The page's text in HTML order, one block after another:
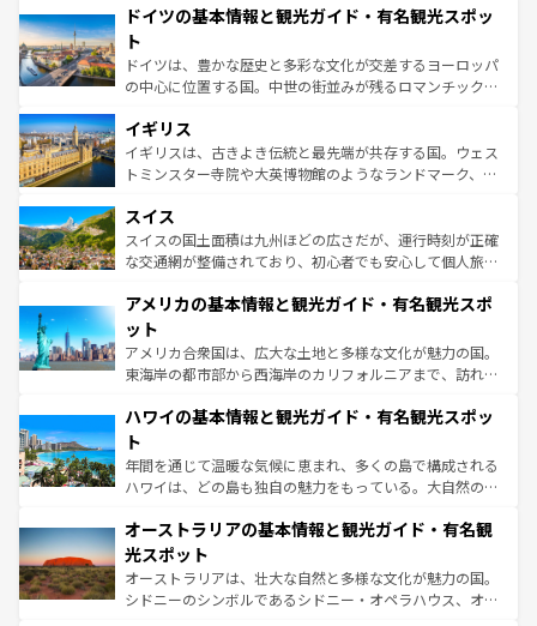
せる。地方によって風土や気候が異なるスペインはその個
ンテンツ一覧 を参照してほしい。
で、幅広い魅力が詰まっている。華麗な宮殿、歴史的な大
聖堂、美しいビーチ、そして豊かな自然が、訪れる者を心
から魅了する。また、フランスは美食の国としても知ら
れ、フランス料理はユネスコ無形文化遺産にも登録されて
香り高いラベンダー畑など、多彩な楽しみ方が可能だ。さ
らに、パリ以外の地域にも魅力が溢れており、どの街角に
も豊かな歴史と文化が息づいている。パリ以外の個性あふ
を参照してほしい。
ドイツの基本情報と観光ガイド・有名観光スポッ
ト
ドイツは、豊かな歴史と多彩な文化が交差するヨーロッパ
の中心に位置する国。中世の街並みが残るロマンチック街
顔を持つこの国は、どこを歩いても飽きることがない。ベ
ルリンの文化的活気、バイエルン州のアルプスの絶景、そ
してライン川沿いのワイン畑といった風景は必見。ビール
は、お酒好きな人にはぜひ体験してほしい。 なお、新着の
ドイツ情報はコンテンツ一覧を参照してほしい。
イギリス
イギリスは、古きよき伝統と最先端が共存する国。ウェス
トミンスター寺院や大英博物館のようなランドマーク、歴
リアごとに異なる魅力がある。また、優雅なアフタヌーン
ティー、ビール好きにはたまらない英国パブ、サッカー観
戦など、本場だからこそできる体験も豊富。イギリスを旅
ンツ一覧を参照してほしい。
スイス
スイスの国土面積は九州ほどの広さだが、運行時刻が正確
な交通網が整備されており、初心者でも安心して個人旅行
の建物がそのまま残る町や、スイスならではのユニークな
博物館もあり、アルプス観光だけでなく町歩きも満喫する
ことができる。国民の所得が高いため物価も高いが、旅行
者向けの交通パス提供のサービスもあり、うまく活用すれ
着のスイス情報はコンテンツ一覧を参照してほしい。
アメリカの基本情報と観光ガイド・有名観光スポ
ット
アメリカ合衆国は、広大な土地と多様な文化が魅力の国。
東海岸の都市部から西海岸のカリフォルニアまで、訪れる
のような巨大都市は、観光、ショッピング、エンターテイ
ンメントが詰まった刺激的なスポットだ。一方、アメリカ
西部には大自然が広がり、グランドキャニオンやイエロー
ストーン国立公園といった絶景が堪能できる。さらに、南
文化が魅力。旅行者はアメリカの各地域で異なる魅力を楽
しみながら、その多様性と豊かな歴史を感じることができ
るだろう。車でのロードトリップや列車の旅も、アメリカ
ならではの贅沢な旅のスタイルだ。 なお、新着のアメリカ
情報は コンテンツ一覧 を参照してほしい。
ハワイの基本情報と観光ガイド・有名観光スポッ
ト
年間を通じて温暖な気候に恵まれ、多くの島で構成される
ハワイは、どの島も独自の魅力をもっている。大自然の神
ワイ島は見逃せない。また、定番の観光地といえばオアフ
島だが、静かな自然を求めるならマウイ島やカウアイ島が
おすすめ。エメラルドグリーンに輝く海をはじめ、豊かな
文化や歴史が息づいている。「アロハスピリット」と呼ば
オーストラリアの基本情報と観光ガイド・有名観
光スポット
オーストラリアは、壮大な自然と多様な文化が魅力の国。
シドニーのシンボルであるシドニー・オペラハウス、オー